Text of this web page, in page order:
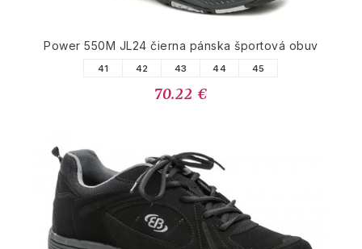
Power 550M JL24 čierna pánska športová obuv
41 42 43 44 45
70.22 €